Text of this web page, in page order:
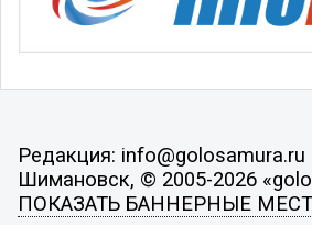
Редакция: info@golosamura.ru
Шимановск, © 2005-2026
ПОКАЗАТЬ БАННЕРНЫЕ